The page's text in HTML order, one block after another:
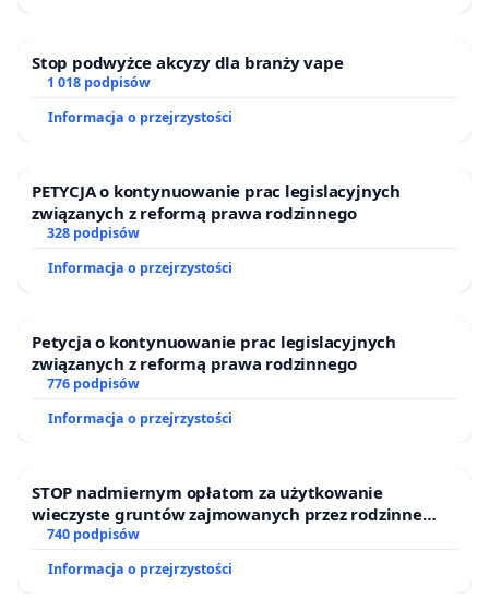
Stop podwyżce akcyzy dla branży vape
1 018 podpisów
Informacja o przejrzystości
PETYCJA o kontynuowanie prac legislacyjnych
związanych z reformą prawa rodzinnego
328 podpisów
Informacja o przejrzystości
Petycja o kontynuowanie prac legislacyjnych
związanych z reformą prawa rodzinnego
776 podpisów
Informacja o przejrzystości
STOP nadmiernym opłatom za użytkowanie
wieczyste gruntów zajmowanych przez rodzinne
ogrody działkowe.
740 podpisów
Informacja o przejrzystości